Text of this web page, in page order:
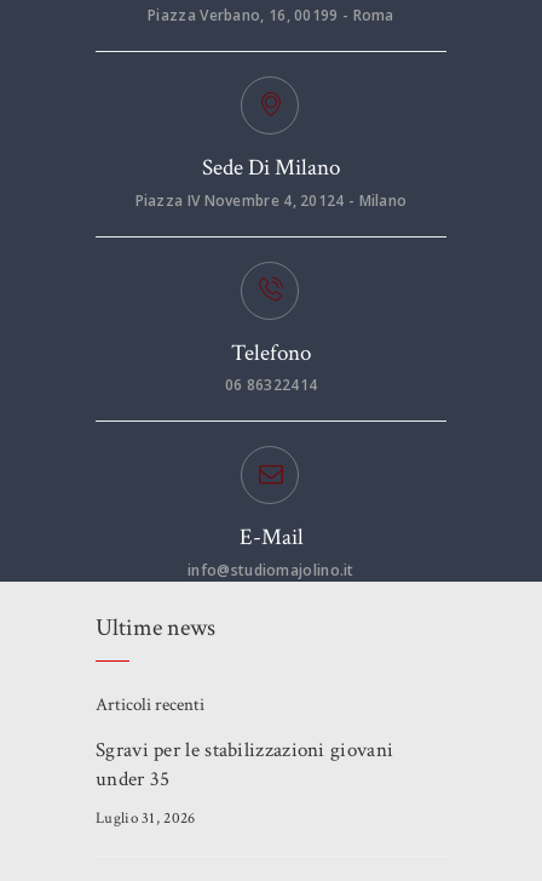
Piazza Verbano, 16, 00199 - Roma
Sede Di Milano
Piazza IV Novembre 4, 20124 - Milano
Telefono
06 86322414
E-Mail
info@studiomajolino.it
Ultime news
Articoli recenti
Sgravi per le stabilizzazioni giovani
under 35
Luglio 31, 2026